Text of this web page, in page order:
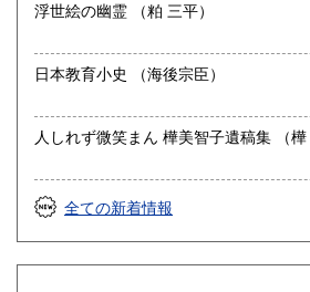
浮世絵の幽霊 （粕 三平）
日本教育小史 （海後宗臣）
人しれず微笑ま
全ての新着情報